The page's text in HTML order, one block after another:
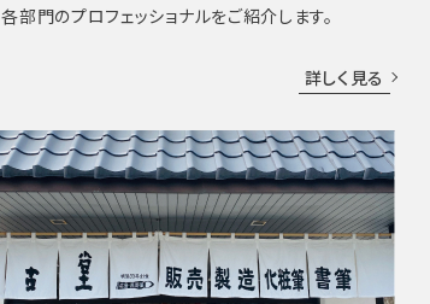
各部門のプロフェッショナルをご紹介します。
詳しく見る